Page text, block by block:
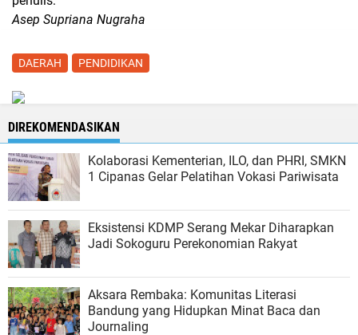
Asep Supriana Nugraha
DAERAH PENDIDIKAN
DIREKOMENDASIKAN
Kolaborasi Kementerian, ILO, dan PHRI, SMKN
1 Cipanas Gelar Pelatihan Vokasi Pariwisata
Eksistensi KDMP Serang Mekar Diharapkan
Jadi Sokoguru Perekonomian Rakyat
Aksara Rembaka: Komunitas Literasi
Bandung yang Hidupkan Minat Baca dan
Journaling